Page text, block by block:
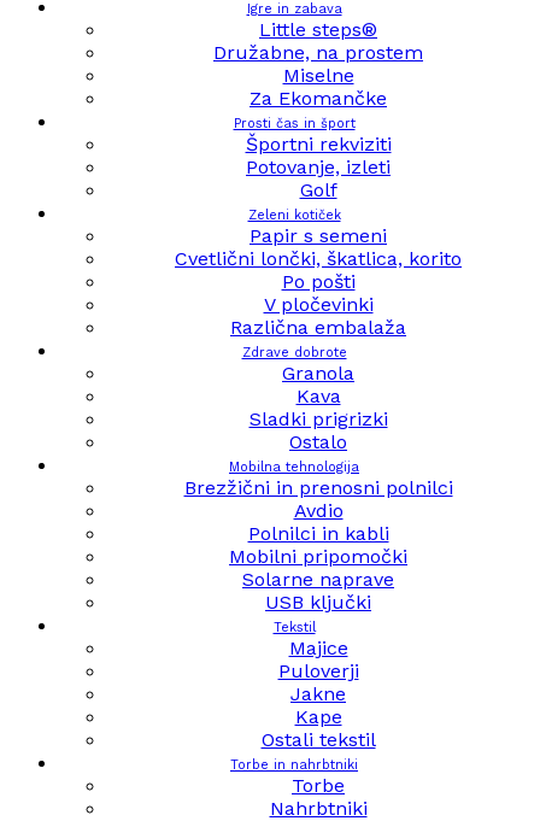
Igre in zabava
Little steps®
Družabne, na prostem
Miselne
Za Ekomančke
Prosti čas in šport
Športni rekviziti
Potovanje, izleti
Golf
Zeleni kotiček
Papir s semeni
Cvetlični lončki, škatlica, korito
Po pošti
V pločevinki
Različna embalaža
Zdrave dobrote
Granola
Kava
Sladki prigrizki
Ostalo
Mobilna tehnologija
Brezžični in prenosni polnilci
Avdio
Polnilci in kabli
Mobilni pripomočki
Solarne naprave
USB ključki
Tekstil
Majice
Puloverji
Jakne
Kape
Ostali tekstil
Torbe in nahrbtniki
Torbe
Nahrbtniki